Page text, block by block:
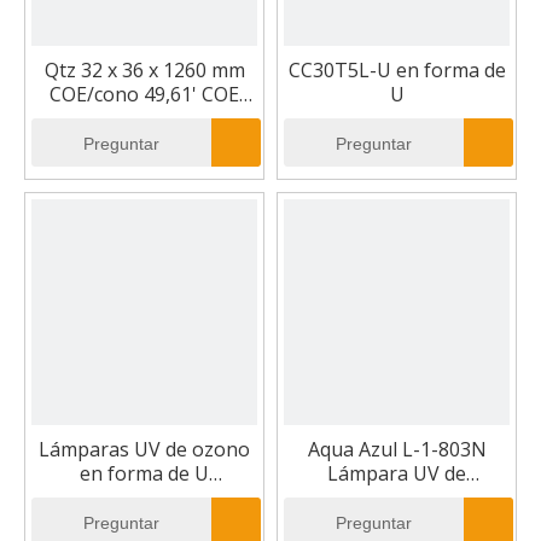
Qtz 32 x 36 x 1260 mm
COE/cono 49,61' COE
con 3 x 1,5 mm cono
Preguntar
CC30T5L-U en forma de
U
Preguntar
Lámparas UV de ozono
en forma de U
Preguntar
Aqua Azul L-1-803N
Lámpara UV de
reemplazo OEM
Preguntar